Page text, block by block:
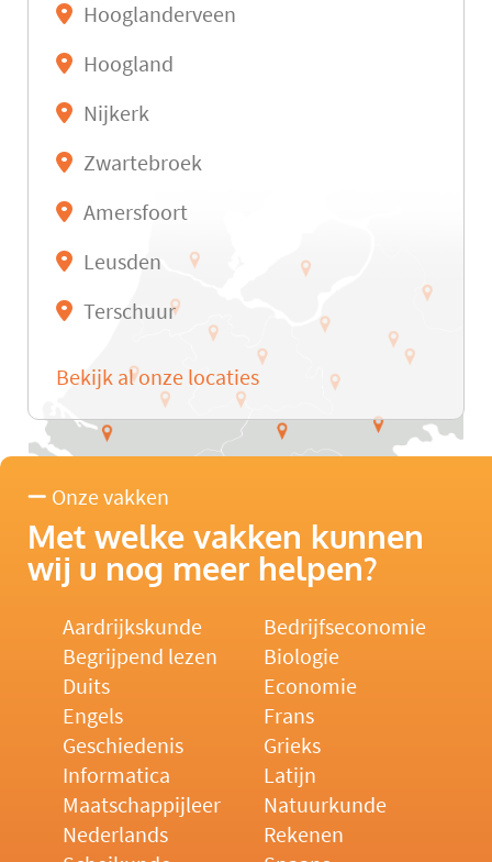
Hooglanderveen
Hoogland
Nijkerk
Zwartebroek
Amersfoort
Leusden
Terschuur
Bekijk al onze locaties
Onze vakken
Met welke vakken kunnen
wij u nog meer helpen?
Aardrijkskunde
Bedrijfseconomie
Begrijpend lezen
Biologie
Duits
Economie
Engels
Frans
Geschiedenis
Grieks
Informatica
Latijn
Maatschappijleer
Natuurkunde
Nederlands
Rekenen